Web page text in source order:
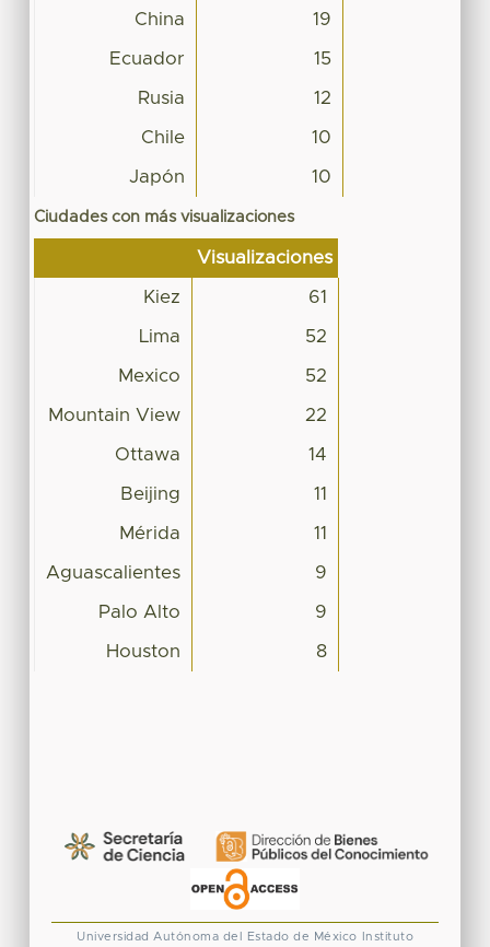
China 19
Ecuador 15
Rusia 12
Chile 10
Japón 10
Ciudades con más visualizaciones
Visualizaciones
Kiez 61
Lima 52
Mexico 52
Mountain View 22
Ottawa 14
Beijing 11
Mérida 11
Aguascalientes 9
Palo Alto 9
Houston 8
Universidad Autónoma del Estado de México Instituto